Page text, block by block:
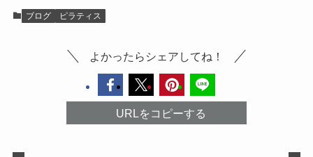
ブログ ピラティス
よかったらシェアしてね！
URLをコピーする